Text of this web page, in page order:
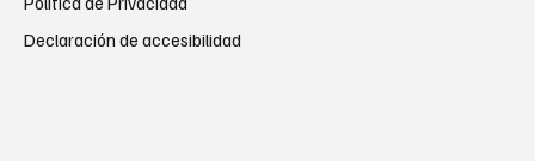
Declaración de accesibilidad